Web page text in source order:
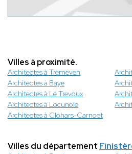
Villes à proximité.
Architectes à Tremeven
Architectes à Baye
Architectes à Le Trevoux
Architectes à Locunole
Architectes à Clohars-Carnoet
Villes du département